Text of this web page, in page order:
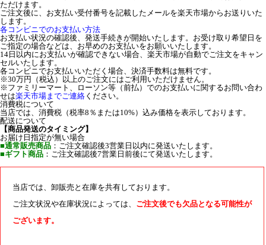
ただけます。
ご注文後に、お支払い受付番号を記載したメールを楽天市場からお送りいた
します。
各コンビニでのお支払い方法
お支払い状況の確認後、発送手続きが開始いたします。お受け取り希望日を
ご指定の場合などは、お早めのお支払いをお願いいたします。
14日以内にお支払いが確認できない場合、楽天市場が自動でご注文をキャン
セルいたします。
各コンビニでお支払いいただく場合、決済手数料は無料です。
※30万円（税込）以上のご注文にはご利用いただけません。
※ファミリーマート、ローソン等（前払）でのお支払いに関するお問い合わ
せは楽天市場までご連絡 ください。
消費税について
当店では、消費税（税率8％または10%）込み価格を表示しております。
配送について
【商品発送のタイミング】
お届け日指定が無い場合
■通常販売商品 ：ご注文確認後3営業日以内に発送いたします。
■ギフト商品 ：ご注文確認後7営業日前後にて発送いたします。
当店では、卸販売と在庫を共有しております。
ご注文状況や在庫状況によっては、 ご注文後でも欠品となる可能性が
ございます。